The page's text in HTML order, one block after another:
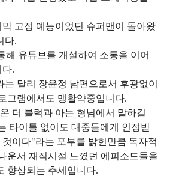
고정 예능이었던 슈퍼맨이 돌아왔
다.
해 유튜브를 개설하여 소통을 이어
다.
달리 장윤정 남편으로서 후광없이
그램에서도 맹활약중입니다.
더 블럭과 아는 형님에서 말하길
타이틀 없이도 대중들에게 인정받
이다"라는 포부를 밝힌만큼 독자적
운서 재직시절 느꼈던 에피소드들을
향상되는 추세입니다.